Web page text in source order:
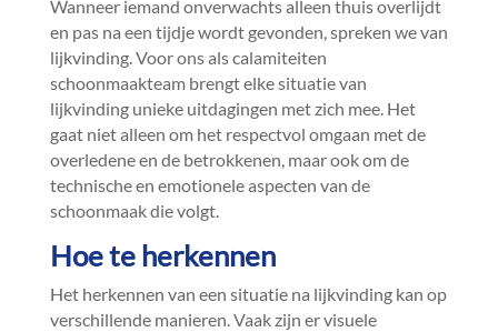
Wanneer iemand onverwachts alleen thuis overlijdt
en pas na een tijdje wordt gevonden, spreken we van
lijkvinding.​ Voor ons als calamiteiten
schoonmaakteam brengt elke situatie van
lijkvinding unieke uitdagingen met zich mee.​ Het
gaat niet alleen om het respectvol omgaan met de
overledene en de betrokkenen, maar ook om de
technische en emotionele aspecten van de
schoonmaak die volgt.​
Hoe te herkennen
Het herkennen van een situatie na lijkvinding kan op
verschillende manieren.​ Vaak zijn er visuele